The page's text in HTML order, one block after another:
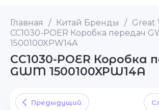
Главная / Китай Бренды / Great
CC1030-POER Коробка передач
1500100XPW14A
CC1030-POER Коробка
GWM 1500100XPW14A
Предыдущий